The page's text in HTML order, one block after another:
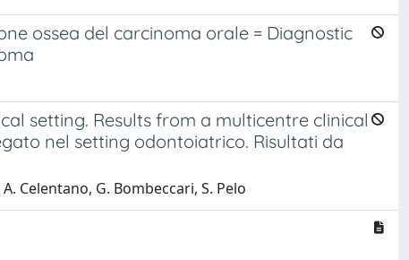
ossea del carcinoma orale = Diagnostic
setting. Results from a multicentre clinical
nel setting odontoiatrico. Risultati da
Celentano, G. Bombeccari, S. Pelo